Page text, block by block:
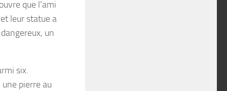
que l’ami
leur statue a
un
six.
pierre au